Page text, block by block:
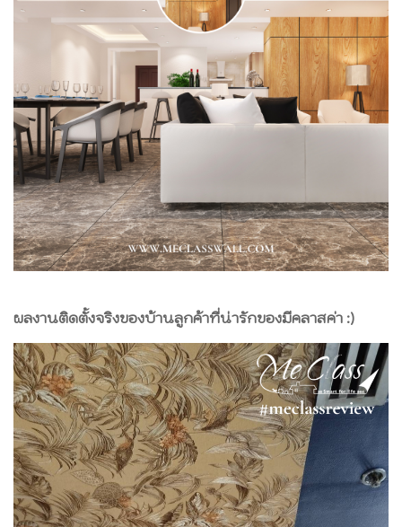
ผลงานติดตั้งจริงของบ้านลูกค้าที่น่ารักของมีคลาสค่า :)